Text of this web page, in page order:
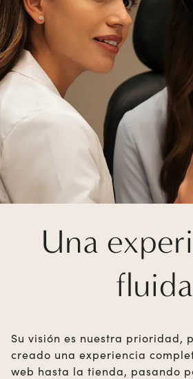
Una
fluida
Su visión es nuestra prioridad,
creado una experiencia
web hasta la tienda, pasando